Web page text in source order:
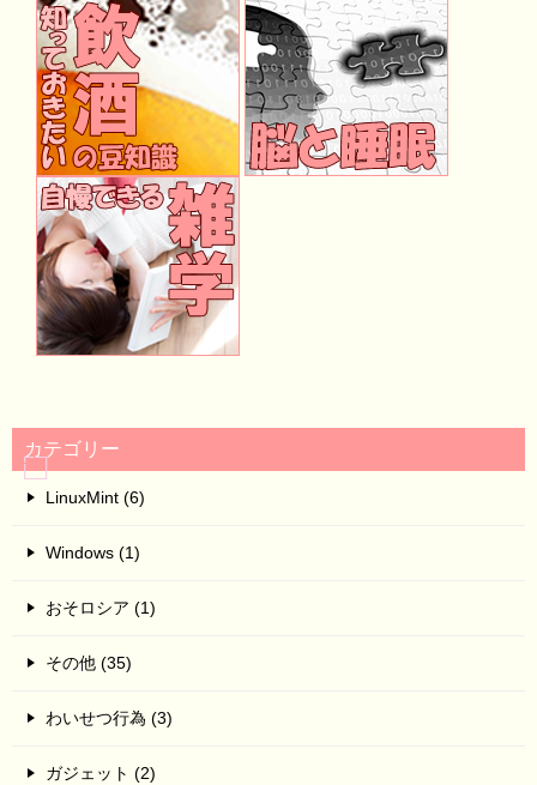
カテゴリー
LinuxMint (6)
Windows (1)
おそロシア (1)
その他 (35)
わいせつ行為 (3)
ガジェット (2)